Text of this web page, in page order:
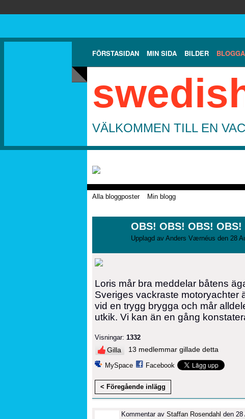
FÖRSTASIDAN MIN SIDA BILDER
VÄLKOMMEN TILL EN
Alla bloggposter Min blogg
OBS! OBS! OBS! OBS!
Upplagd av Anders Værnéus den 28
Loris mår bra meddelar båtens
Sveriges vackraste motoryachter
vid en trygg brygga och mår
utkik. Vi kan än en gång
Visningar: 1332
Gilla 13 medlemmar gillade detta
MySpace Facebook
< Föregående inlägg
Kommentar av Staffan Rosendahl den 28